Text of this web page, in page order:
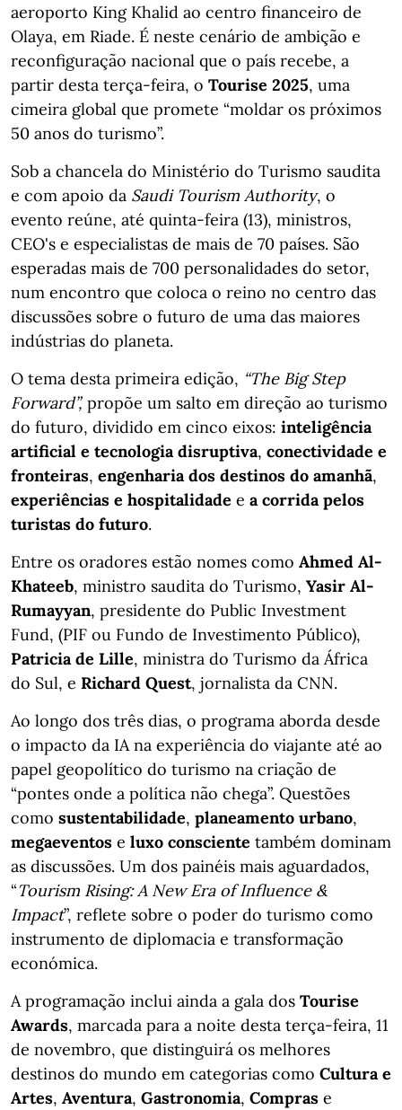
aeroporto King Khalid ao centro financeiro de
Olaya, em Riade. É neste cenário de ambição e
reconfiguração nacional que o país recebe, a
partir desta terça-feira, o Tourise 2025, uma
cimeira global que promete “moldar os próximos
50 anos do turismo”.
Sob a chancela do Ministério do Turismo saudita
e com apoio da Saudi Tourism Authority, o
evento reúne, até quinta-feira (13), ministros,
CEO's e especialistas de mais de 70 países. São
esperadas mais de 700 personalidades do setor,
num encontro que coloca o reino no centro das
discussões sobre o futuro de uma das maiores
indústrias do planeta.
O tema desta primeira edição, “The Big Step
Forward”, propõe um salto em direção ao turismo
do futuro, dividido em cinco eixos: inteligência
artificial e tecnologia disruptiva, conectividade e
fronteiras, engenharia dos destinos do amanhã,
experiências e hospitalidade e a corrida pelos
turistas do futuro.
Entre os oradores estão nomes como Ahmed Al-
Khateeb, ministro saudita do Turismo, Yasir Al-
Rumayyan, presidente do Public Investment
Fund, (PIF ou Fundo de Investimento Público),
Patricia de Lille, ministra do Turismo da África
do Sul, e Richard Quest, jornalista da CNN.
Ao longo dos três dias, o programa aborda desde
o impacto da IA na experiência do viajante até ao
papel geopolítico do turismo na criação de
“pontes onde a política não chega”. Questões
como sustentabilidade, planeamento urbano,
megaeventos e luxo consciente também dominam
as discussões. Um dos painéis mais aguardados,
“Tourism Rising: A New Era of Influence &
Impact”, reflete sobre o poder do turismo como
instrumento de diplomacia e transformação
económica.
A programação inclui ainda a gala dos Tourise
Awards, marcada para a noite desta terça-feira, 11
de novembro, que distinguirá os melhores
destinos do mundo em categorias como Cultura e
Artes, Aventura, Gastronomia, Compras e